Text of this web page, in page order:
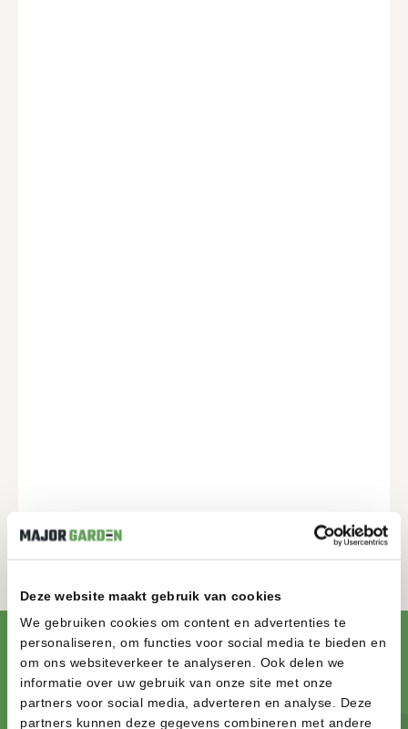
Deze website maakt gebruik van cookies
We gebruiken cookies om content en advertenties te
personaliseren, om functies voor social media te bieden en
om ons websiteverkeer te analyseren. Ook delen we
informatie over uw gebruik van onze site met onze
partners voor social media, adverteren en analyse. Deze
partners kunnen deze gegevens combineren met andere
ZELF CONFIGUREREN
KLAAR OM JE DROOMTUIN TE
REALISEREN? START MET